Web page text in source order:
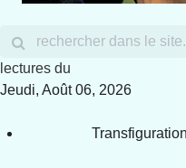
lectures du
Jeudi, Août 06, 2026